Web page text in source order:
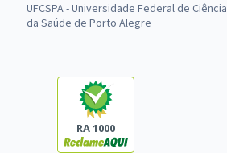
UFCSPA - Universidade Federal de Ciência
da Saúde de Porto Alegre
RA 1000